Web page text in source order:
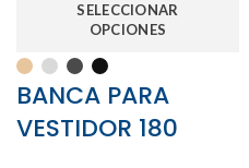
SELECCIONAR
OPCIONES
BANCA PARA
VESTIDOR 180